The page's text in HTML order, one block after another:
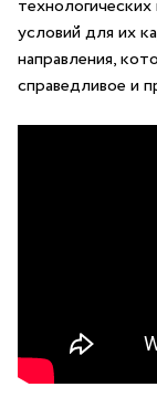
условий ‍для их
направления,
справедливое и